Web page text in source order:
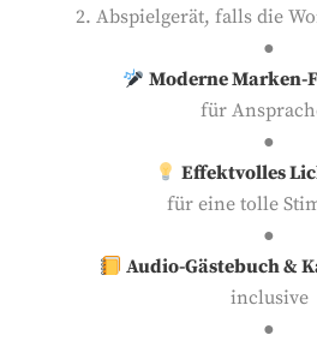
2. Abspielgerät, falls die
●
Moderne Marken-
für
●
Effektvolles
für eine tolle
●
Audio-Gästebuch &
inclusive
●